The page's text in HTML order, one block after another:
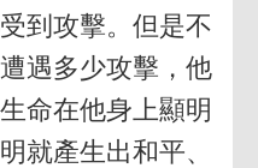
到攻擊。但是不
遇多少攻擊，他
命在他身上顯明
就產生出和平、